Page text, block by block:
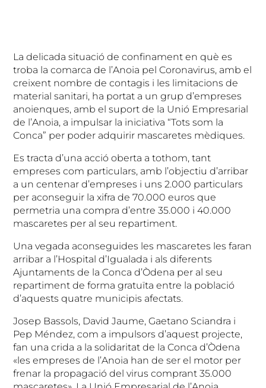
La delicada situació de confinament en què es
troba la comarca de l’Anoia pel Coronavirus, amb el
creixent nombre de contagis i les limitacions de
material sanitari, ha portat a un grup d’empreses
anoienques, amb el suport de la Unió Empresarial
de l’Anoia, a impulsar la iniciativa “Tots som la
Conca” per poder adquirir mascaretes mèdiques.
Es tracta d’una acció oberta a tothom, tant
empreses com particulars, amb l’objectiu d’arribar
a un centenar d’empreses i uns 2.000 particulars
per aconseguir la xifra de 70.000 euros que
permetria una compra d’entre 35.000 i 40.000
mascaretes per al seu repartiment.
Una vegada aconseguides les mascaretes les faran
arribar a l’Hospital d’Igualada i als diferents
Ajuntaments de la Conca d’Òdena per al seu
repartiment de forma gratuïta entre la població
d’aquests quatre municipis afectats.
Josep Bassols, David Jaume, Gaetano Sciandra i
Pep Méndez, com a impulsors d’aquest projecte,
fan una crida a la solidaritat de la Conca d’Òdena
«les empreses de l’Anoia han de ser el motor per
frenar la propagació del virus comprant 35.000